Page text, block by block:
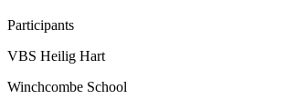
Participants
VBS Heilig Hart
Winchcombe School